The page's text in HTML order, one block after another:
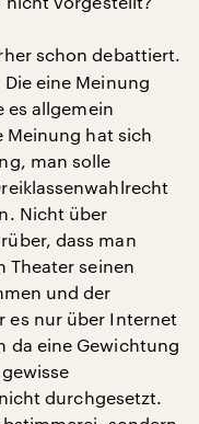
schon debattiert.
eine Meinung
es allgemein
Meinung hat sich
man solle
Nicht über
dass man
Theater seinen
und der
es nur über Internet
da eine Gewichtung
durchgesetzt.